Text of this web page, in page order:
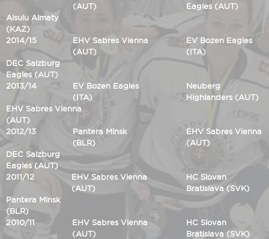
(AUT)
Eagles (AUT)
Aisulu Almaty
(KAZ)
2014/15
EHV Sabres Vienna
(AUT)
EV Bozen Eagles
(ITA)
DEC Salzburg
Eagles (AUT)
2013/14
EV Bozen Eagles
(ITA)
Neuberg
Highlanders (AUT)
EHV Sabres Vienna
(AUT)
2012/13
Pantera Minsk
(BLR)
EHV Sabres Vienna
(AUT)
DEC Salzburg
Eagles (AUT)
2011/12
EHV Sabres Vienna
(AUT)
HC Slovan
Bratislava (SVK)
Pantera Minsk
(BLR)
2010/11
EHV Sabres Vienna
(AUT)
HC Slovan
Bratislava (SVK)